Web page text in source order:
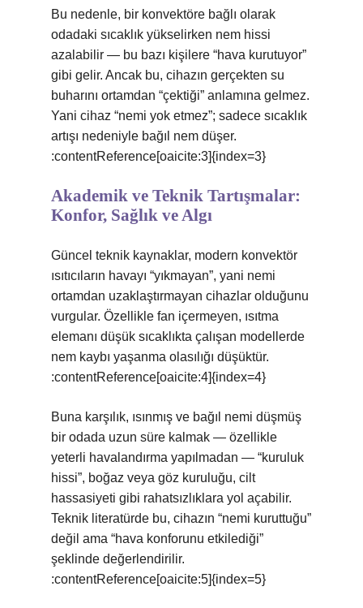
Bu nedenle, bir konvektöre bağlı olarak
odadaki sıcaklık yükselirken nem hissi
azalabilir — bu bazı kişilere “hava kurutuyor”
gibi gelir. Ancak bu, cihazın gerçekten su
buharını ortamdan “çektiği” anlamına gelmez.
Yani cihaz “nemi yok etmez”; sadece sıcaklık
artışı nedeniyle bağıl nem düşer.
:contentReference[oaicite:3]{index=3}
Akademik ve Teknik Tartışmalar:
Konfor, Sağlık ve Algı
Güncel teknik kaynaklar, modern konvektör
ısıtıcıların havayı “yıkmayan”, yani nemi
ortamdan uzaklaştırmayan cihazlar olduğunu
vurgular. Özellikle fan içermeyen, ısıtma
elemanı düşük sıcaklıkta çalışan modellerde
nem kaybı yaşanma olasılığı düşüktür.
:contentReference[oaicite:4]{index=4}
Buna karşılık, ısınmış ve bağıl nemi düşmüş
bir odada uzun süre kalmak — özellikle
yeterli havalandırma yapılmadan — “kuruluk
hissi”, boğaz veya göz kuruluğu, cilt
hassasiyeti gibi rahatsızlıklara yol açabilir.
Teknik literatürde bu, cihazın “nemi kuruttuğu”
değil ama “hava konforunu etkilediği”
şeklinde değerlendirilir.
:contentReference[oaicite:5]{index=5}